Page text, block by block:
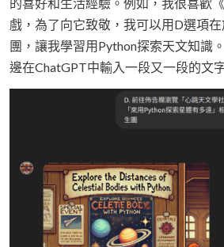
的喜好和生活經驗。例如，我很喜歡
戲，為了向它致敬，我可以用D選項
團，讓我學習用Python探索天文知識
邊在ChatGPT中輸入一段又一段的文